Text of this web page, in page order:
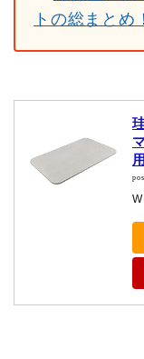
トの総まとめ